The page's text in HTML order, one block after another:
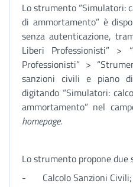
Lo strumento “Simulatori:
di ammortamento” è
senza autenticazione,
Liberi Professionisti” >
Professionisti” >
sanzioni civili e piano di
digitando “Simulatori:
ammortamento” nel
homepage.
Lo strumento propone due
- Calcolo Sanzioni Civili;